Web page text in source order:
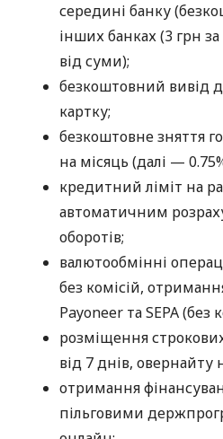
середині банку
інших банках (3 грн
від суми);
безкоштовний вивід
картку;
безкоштовне зняття
на місяць (далі —
кредитний ліміт на
автоматичним
оборотів;
валютообмінні
без комісій,
Payoneer та SEPA (без
розміщення
від 7 днів, овернайту
отримання
пільговими